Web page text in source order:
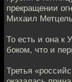
прекращении
Михаил
То есть и она к
боком, что и
Третья